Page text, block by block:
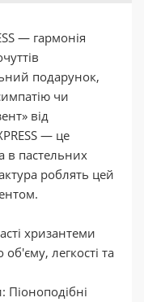
— гармонія
подарунок,
чи
від
— це
в пастельних
роблять цей
хризантеми
легкості та
Піоноподібні